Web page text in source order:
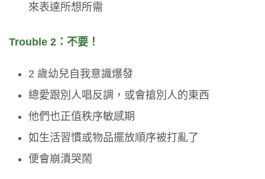
來表達所想所需
Trouble 2：不要！
2 歲幼兒自我意識爆發
總愛跟別人唱反調，或會搶別人的東西
他們也正值秩序敏感期
如生活習慣或物品擺放順序被打亂了
便會崩潰哭鬧